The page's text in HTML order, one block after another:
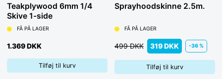
Teakplywood 6mm 1/4
Skive 1-side
FÅ PÅ LAGER
1.369 DKK
Tilføj til kurv
Sprayhoodskinne 2.5m.
FÅ PÅ LAGER
319 DKK
499 DKK -36 %
Tilføj til kurv